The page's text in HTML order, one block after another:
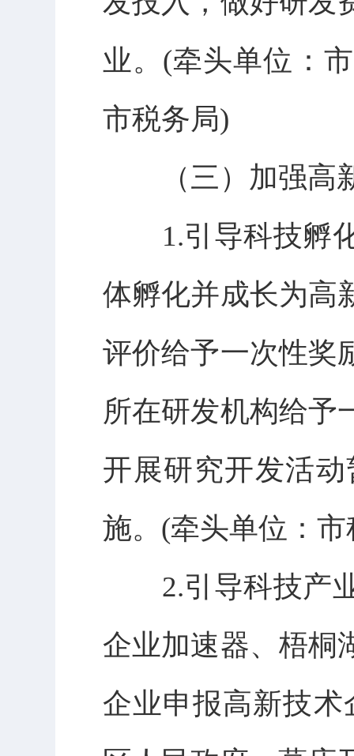
业。(牵头单位：
市税务局)
（三）加强高
1.引导科技孵化
体孵化并成长为高
评价给予一次性奖
所在研发机构给予
开展研究开发活
施。(牵头单位：
2.引导科技产业
企业加速器、梧桐
企业申报高新技